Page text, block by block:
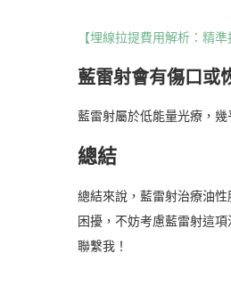
【埋線拉提費用解析：精
藍雷射會有傷口或
藍雷射屬於低能量光療，
總結
總結來說，藍雷射治療油
困擾，不妨考慮藍雷射這
聯繫我！